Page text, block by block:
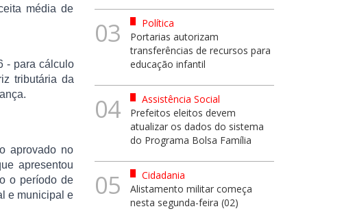
média de
- para cálculo
tributária da
aprovado no
apresentou
o período de
e municipal e
03
Política
Portarias autorizam
transferências de recursos para
educação infantil
04
Assistência Social
Prefeitos eleitos devem
atualizar os dados do sistema
do Programa Bolsa Família
05
Cidadania
Alistamento militar começa
nesta segunda-feira (02)